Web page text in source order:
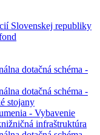
Slovenskej republiky
dotačná schéma -
dotačná schéma -
stojany
- Vybavenie
infraštruktúra